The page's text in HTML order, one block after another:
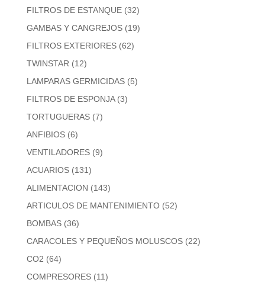
FILTROS DE ESTANQUE (32)
GAMBAS Y CANGREJOS (19)
FILTROS EXTERIORES (62)
TWINSTAR (12)
LAMPARAS GERMICIDAS (5)
FILTROS DE ESPONJA (3)
TORTUGUERAS (7)
ANFIBIOS (6)
VENTILADORES (9)
ACUARIOS (131)
ALIMENTACION (143)
ARTICULOS DE MANTENIMIENTO (52)
BOMBAS (36)
CARACOLES Y PEQUEÑOS MOLUSCOS (22)
CO2 (64)
COMPRESORES (11)